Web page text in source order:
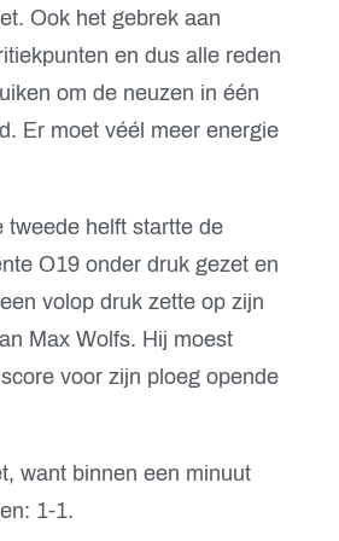
Ook het gebrek aan
en dus alle reden
om de neuzen in één
Er moet véél meer energie
tweede helft startte de
O19 onder druk gezet en
volop druk zette op zijn
Max Wolfs. Hij moest
voor zijn ploeg opende
want binnen een minuut
1-1.